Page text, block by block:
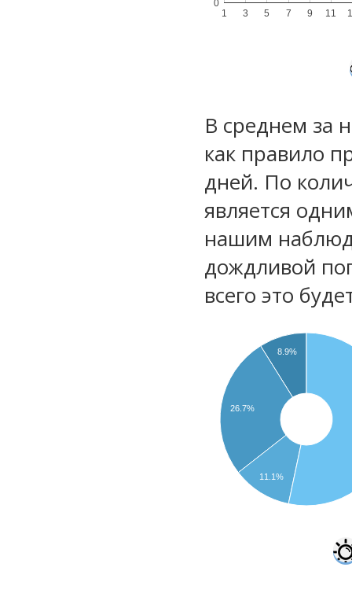
1 3 5 7 9 11
0
В среднем за
как правило
дней. По
является
нашим
дождливой
всего это
8.9%
26.7%
11.1%